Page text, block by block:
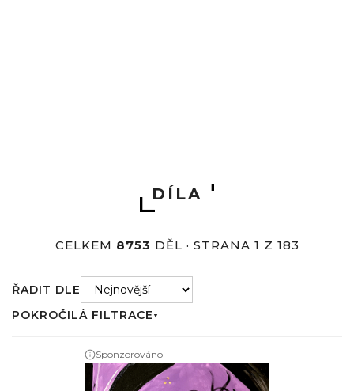
DÍLA
CELKEM 8753 DĚL · STRANA 1 Z 183
ŘADIT DLE
POKROČILÁ FILTRACE ▼
Sponzorováno